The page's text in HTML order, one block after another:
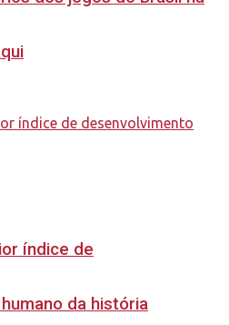
índice de
da história